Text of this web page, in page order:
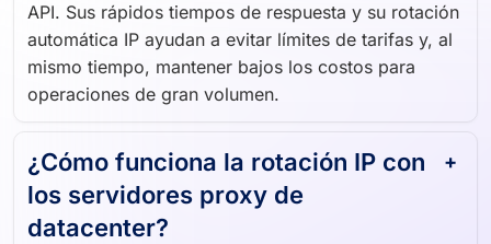
API. Sus rápidos tiempos de respuesta y su rotación
automática IP ayudan a evitar límites de tarifas y, al
mismo tiempo, mantener bajos los costos para
operaciones de gran volumen.
¿Cómo funciona la rotación IP con
los servidores proxy de
datacenter?